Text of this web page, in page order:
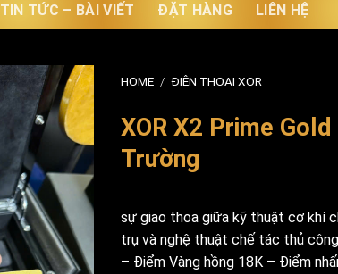
TIN TỨC – BÀI VIẾT ĐẶT HÀNG LIÊN HỆ
HOME / ĐIỆN THOẠI XOR
XOR X2 Prime
Trường
sự giao thoa giữa kỹ thuật cơ khí
trụ và nghệ thuật chế tác thủ
– Điểm Vàng hồng 18K – Điểm